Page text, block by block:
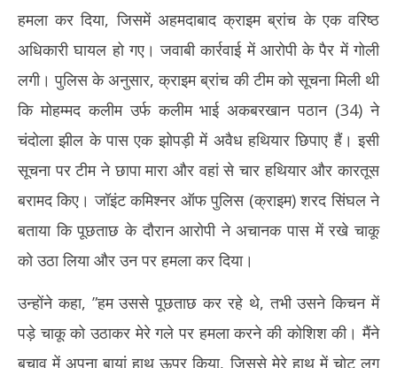
हमला कर दिया, जिसमें अहमदाबाद क्राइम ब्रांच के एक वरिष्ठ
अधिकारी घायल हो गए। जवाबी कार्रवाई में आरोपी के पैर में गोली
लगी। पुलिस के अनुसार, क्राइम ब्रांच की टीम को सूचना मिली थी
कि मोहम्मद कलीम उर्फ कलीम भाई अकबरखान पठान (34) ने
चंदोला झील के पास एक झोपड़ी में अवैध हथियार छिपाए हैं। इसी
सूचना पर टीम ने छापा मारा और वहां से चार हथियार और कारतूस
बरामद किए। जॉइंट कमिश्नर ऑफ पुलिस (क्राइम) शरद सिंघल ने
बताया कि पूछताछ के दौरान आरोपी ने अचानक पास में रखे चाकू
को उठा लिया और उन पर हमला कर दिया।
उन्होंने कहा, ”हम उससे पूछताछ कर रहे थे, तभी उसने किचन में
पड़े चाकू को उठाकर मेरे गले पर हमला करने की कोशिश की। मैंने
बचाव में अपना बायां हाथ ऊपर किया, जिससे मेरे हाथ में चोट लग